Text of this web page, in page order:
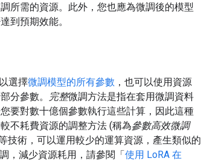
所需的資源。此外，您也應為微調後的模型
到預期效能。
選擇微調模型的所有參數 ，也可以使用資源
分參數。
完整微調方法是指在套用微調資料
要對數十億個參數執行這些計算，因此這種
不耗費資源的調整方法 (稱為參數高效微調
技術，可以運用較少的運算資源，產生類似的
，減少資源耗用，請參閱「使用 LoRA 在